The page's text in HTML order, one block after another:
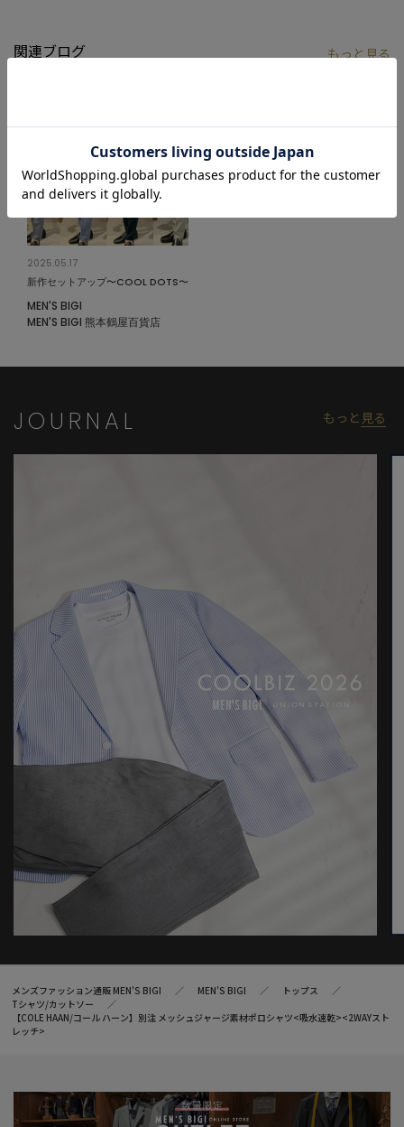
続けているブランドです。
【シルエット】
程よく身体にフィットしながらも動きやすさを意識したシルエッ
トで、リラックス感とスタイリッシュさを両立。ショートポイン
トのスナップダウンカラーが、カジュアルにもクリーンにも合わ
左胸にはCOLE HAANのアイコンロゴ刺繍、背面衿下には同色のブ
ランドロゴを配置し、さりげないアクセントに。襟はスナップボ
タン仕様で、開け閉めしやすく、スタイルに合わせた表情の変化
ね備えた、スペシャルな一枚です。
着る人の快適性にフォーカスして、さまざまな機能を有したテイ
モデル 身長184cm 胸囲95cm ウエスト78cm ヒップ94cm 着用サ
イズ：03（L）
※照明・光の加減、PCやスマートフォンなどの環境により、製品
と画像のカラーの見え方が異なる場合がございます。
※画像はサンプルのため、色味やサイズ等の仕様が変更になる場
合がございます。
※サイズは弊社規定の採寸によって記載しておりますが、若干の
個体差が生じる場合がございます。
関連ブログ もっと 見る
2025.05.17
新作セットアップ〜COOL DOTS〜
MEN'S BIGI
MEN'S BIGI 熊本鶴屋百貨店
JOURNAL もっと 見る
メンズファッション通販 MEN'S BIGI MEN’S BIGI
トップス
Tシャツ/カットソー
【COLE HAAN/コール ハーン】別注 メッシュジャージ素材ポロシャツ<吸水速乾><2WAYスト
レッチ>